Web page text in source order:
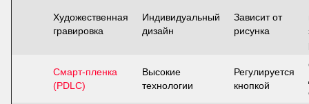
Художественная
гравировка
Индивидуальный
дизайн
Зависит от
рисунка
Смарт-пленка
(PDLC)
Высокие
технологии
Регулируется
кнопкой